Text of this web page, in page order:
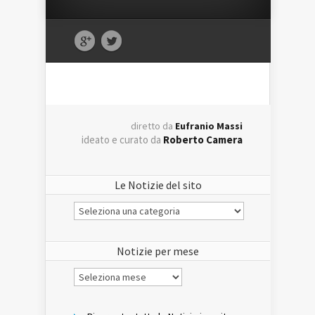
diretto da Eufranio Massi
ideato e curato da Roberto Camera
Le Notizie del sito
Le
Notizie
Notizie per mese
Notizie
per